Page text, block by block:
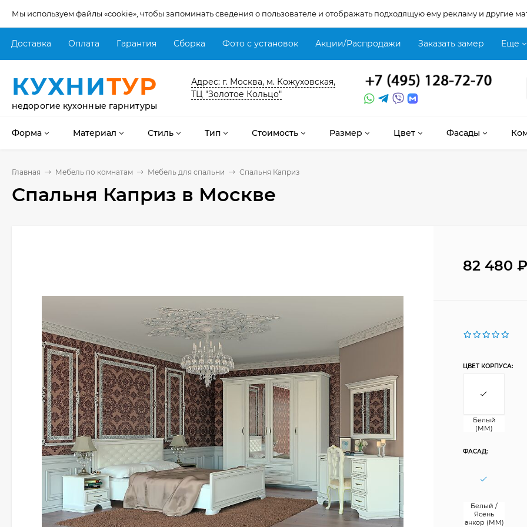
Мы используем файлы «cookie», чтобы запоминать сведения о пользователе и отображать подходящую ему рекламу и другие
Доставка Оплата Гарантия Сборка Фото с установок Акции/Распродажи Заказать замер Еще
КУХНИТУР
недорогие кухонные гарнитуры
Адрес: г. Москва, м. Кожуховская,
ТЦ "Золотое Кольцо"
Форма Материал Стиль Тип Стоимость Размер Цвет Фасады
Главная Мебель по комнатам Мебель для спальни Спальня Каприз
Спальня Каприз в Москве
82 480
ЦВЕТ КОРПУСА:
Белый
(ММ)
ФАСАД:
Белый /
Ясень
анкор (ММ)